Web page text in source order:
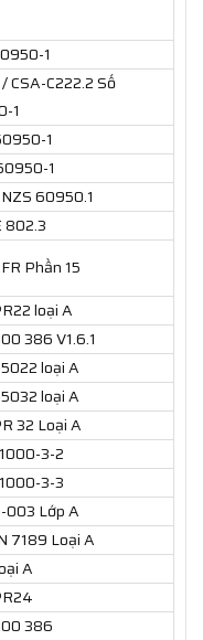
1
CSA-C222.2 Số
1
1
1
60950.1
802.3
Phần 15
loại A
386 V1.6.1
loại A
loại A
32 Loại A
3-2
3-3
003 Lớp A
7189 Loại A
A
386